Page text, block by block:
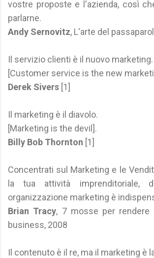
vostre proposte e l'azienda, così
parlarne.
Andy Sernovitz, L'arte del
Il servizio clienti è il nuovo marketing.
[Customer service is the new
Derek Sivers [1]
Il marketing è il diavolo.
[Marketing is the devil].
Billy Bob Thornton [1]
Concentrati sul Marketing e le
la tua attività imprenditoriale,
organizzazione marketing è
Brian Tracy, 7 mosse per
business, 2008
Il contenuto è il re, ma il marketing è